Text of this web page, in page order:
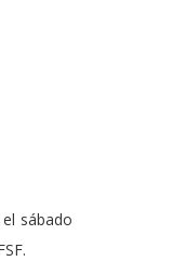
sábado